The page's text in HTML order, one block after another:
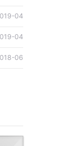
04
04
06